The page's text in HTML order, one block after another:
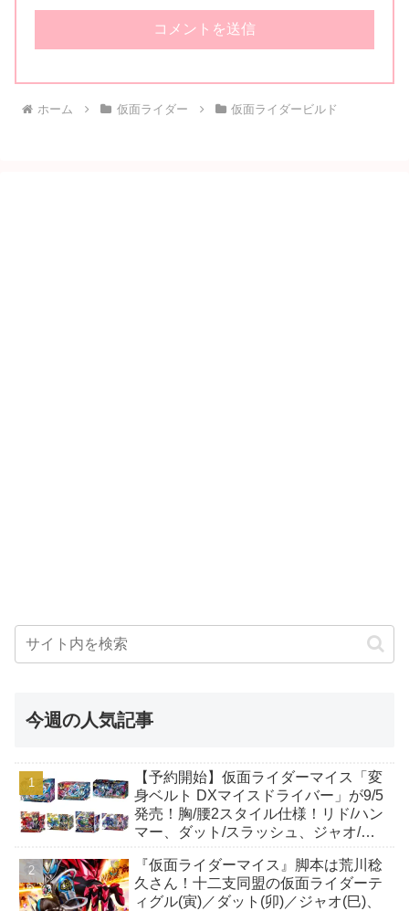
ホーム 仮面ライダー 仮面ライダービルド
今週の人気記事
【予約開始】仮面ライダーマイス「変
身ベルト DXマイスドライバー」が9/5
発売！胸/腰2スタイル仕様！リド/ハン
マー、ダット/スラッシュ、ジャオ/バ
も！
『仮面ライダーマイス』脚本は荒川稔
久さん！十二支同盟の仮面ライダーテ
ィグル(寅)／ダット(卯)／ジャオ(巳)、